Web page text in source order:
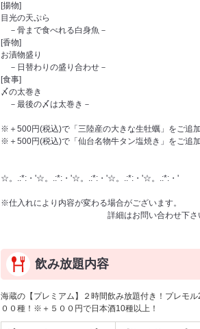
[揚物]
目光の天ぷら
－骨まで食べれる白身魚－
[香物]
お漬物盛り
－日替わりの盛り合わせ－
[食事]
〆の太巻き
－最後の〆は太巻き－
※＋500円(税込)で「三陸産の大きな生牡蠣」をご追
※＋500円(税込)で「仙台名物牛タン塩焼き」をご追
☆。.:*:・'☆。.:*:・'☆。.:*:・'☆。.:*:・'☆。.:*:・'
※仕入れにより内容が変わる場合がございます。
詳細はお問い合わせ下さい
飲み放題内容
海蔵の【プレミアム】２時間飲み放題付き！プレモ
００種！※＋５００円で日本酒10種以上！